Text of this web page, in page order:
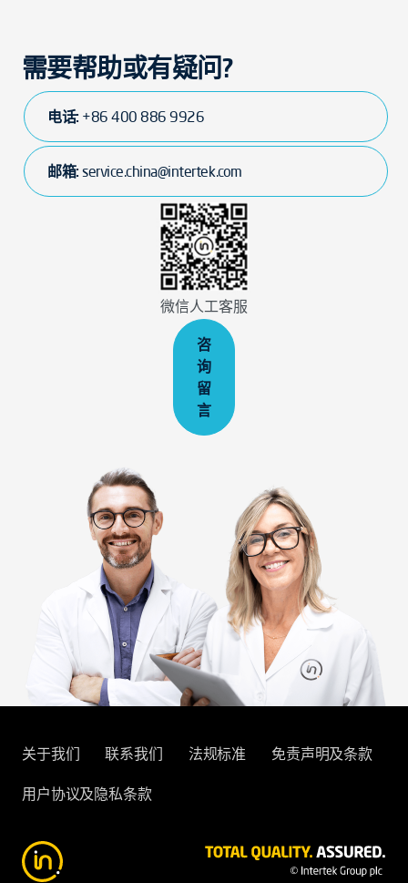
需要帮助或有疑问?
电话: +86 400 886 9926
邮箱:service.china@intertek.com
微信人工客服
咨
询
留
言
关于我们 联系我们 法规标准 免责声明及条款
用户协议及隐私条款